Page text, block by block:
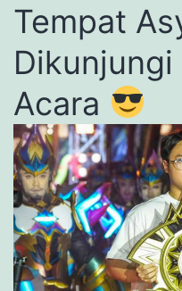
Tempat
Acara